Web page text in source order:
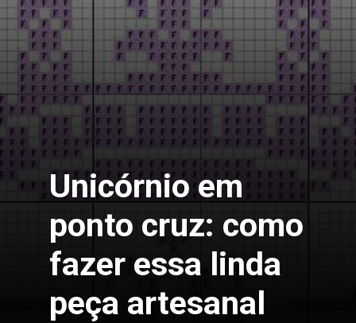
Unicórnio em
ponto cruz: como
fazer essa linda
peça artesanal